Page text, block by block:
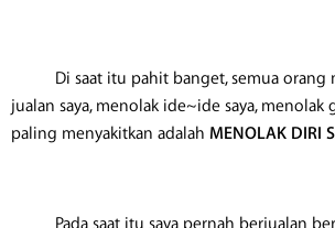
Di saat itu pahit banget, semua orang
jualan saya, menolak ide~ide saya, menolak
paling menyakitkan adalah MENOLAK DIRI
Pada saat itu saya pernah berjualan